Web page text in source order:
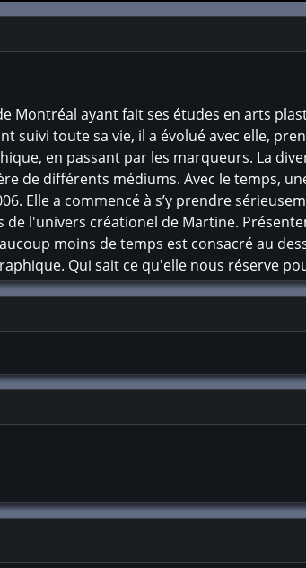
Montréal ayant fait ses études en arts
suivi toute sa vie, il a évolué avec elle,
en passant par les marqueurs. La
de différents médiums. Avec le temps,
Elle a commencé à s’y prendre
de l'univers créationel de Martine.
moins de temps est consacré au
Qui sait ce qu'elle nous réserve